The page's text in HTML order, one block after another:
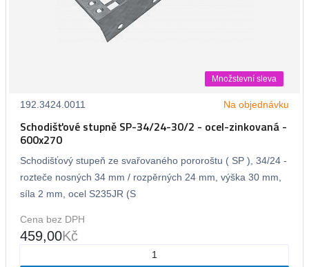
Množstevní sleva
192.3424.0011 Na objednávku
Schodišťové stupně SP-34/24-30/2 - ocel-zinkovaná -
600x270
Schodišťový stupeň ze svařovaného pororoštu ( SP ), 34/24 -
rozteče nosných 34 mm / rozpěrných 24 mm, výška 30 mm,
síla 2 mm, ocel S235JR (S
Cena bez DPH
459,00Kč